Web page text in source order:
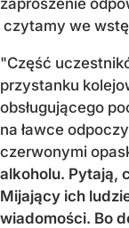
czytamy we
"Część
przystanku
obsługującego
na ławce
czerwonymi
alkoholu. Pytają,
Mijający ich
wiadomości. Bo